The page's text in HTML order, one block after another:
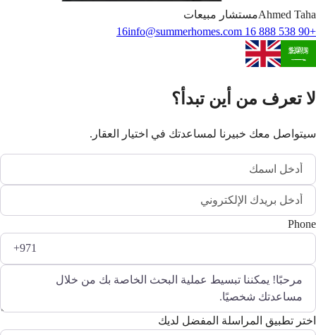
Ahmed Taha
مستشار مبيعات
+90 538 888 16 16
info@summerhomes.com
لا تعرف من أين تبدأ؟
سيتواصل معك خبيرنا لمساعدتك في اختيار العقار.
Phone
اختر تطبيق المراسلة المفضل لديك